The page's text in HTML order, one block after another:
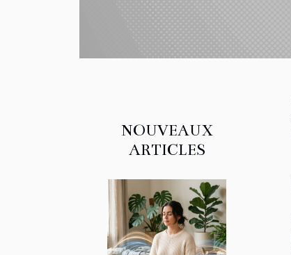
NOUVEAUX
ARTICLES